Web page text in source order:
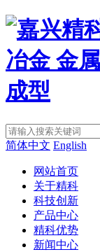
简体中文 English
网站首页
关于精科
科技创新
产品中心
精科优势
新闻中心